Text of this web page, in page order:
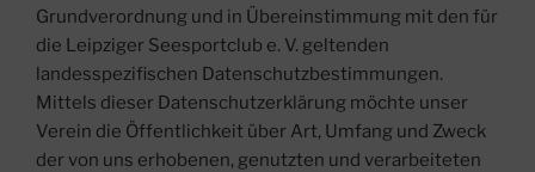
Grundverordnung und in Übereinstimmung mit den für
die Leipziger Seesportclub e. V. geltenden
landesspezifischen Datenschutzbestimmungen.
Mittels dieser Datenschutzerklärung möchte unser
Verein die Öffentlichkeit über Art, Umfang und Zweck
der von uns erhobenen, genutzten und verarbeiteten